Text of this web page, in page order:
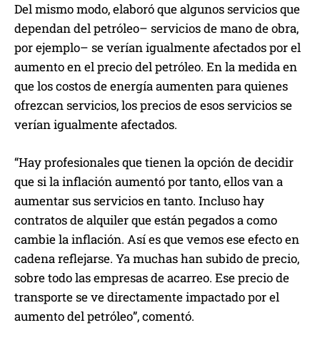
Del mismo modo, elaboró que algunos servicios que
dependan del petróleo– servicios de mano de obra,
por ejemplo– se verían igualmente afectados por el
aumento en el precio del petróleo. En la medida en
que los costos de energía aumenten para quienes
ofrezcan servicios, los precios de esos servicios se
verían igualmente afectados.
“Hay profesionales que tienen la opción de decidir
que si la inflación aumentó por tanto, ellos van a
aumentar sus servicios en tanto. Incluso hay
contratos de alquiler que están pegados a como
cambie la inflación. Así es que vemos ese efecto en
cadena reflejarse. Ya muchas han subido de precio,
sobre todo las empresas de acarreo. Ese precio de
transporte se ve directamente impactado por el
aumento del petróleo”, comentó.